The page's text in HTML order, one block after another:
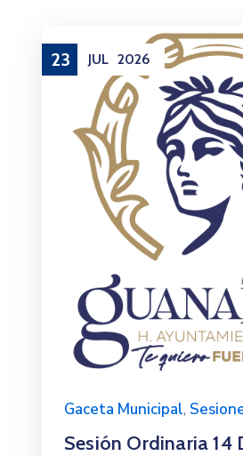
23 JUL 2026
Gaceta Municipal,
Sesión Ordinaria 14